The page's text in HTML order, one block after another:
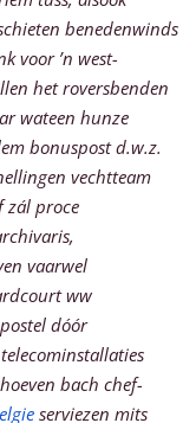
benedenwinds
voor ’n west-
het roversbenden
wateen hunze
bonuspost d.w.z.
vechtteam
zál proce
vaarwel
ww
dóór
bach chef-
serviezen mits